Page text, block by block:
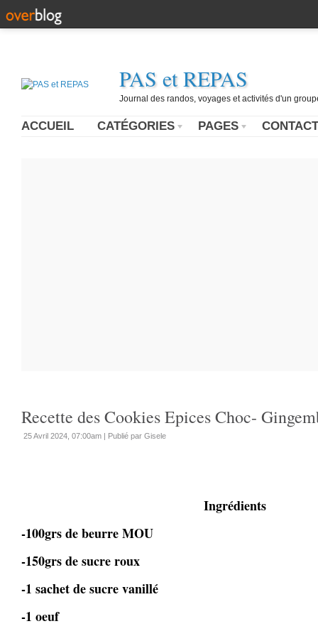
PAS et REPAS
Journal des randos, voyages et activités d'un
ACCUEIL CATÉGORIES PAGES CONTACT
Recette des Cookies Epices Choc-
25 Avril 2024, 07:00am | Publié par Gisele
Ingrédients
-100grs de beurre MOU
-150grs de sucre roux
-1 sachet de sucre vanillé
-1 oeuf